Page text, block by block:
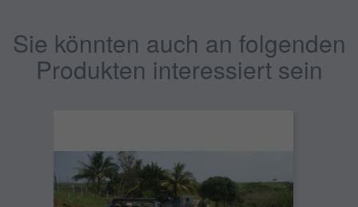
Sie könnten auch an folgenden
Produkten interessiert sein